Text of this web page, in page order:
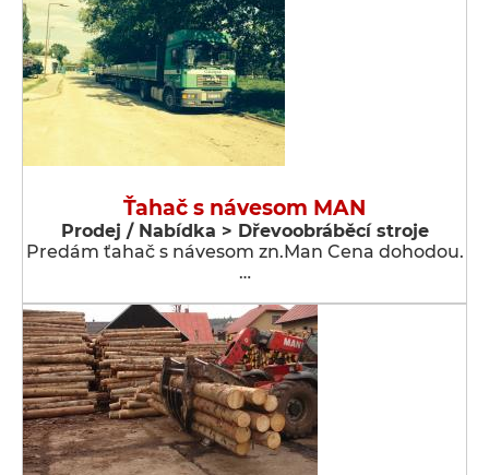
Ťahač s návesom MAN
Prodej / Nabídka > Dřevoobráběcí stroje
Predám ťahač s návesom zn.Man Cena dohodou.
…